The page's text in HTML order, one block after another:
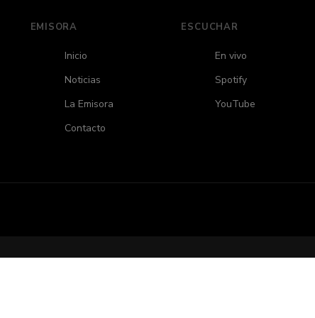
EMISORA
Inicio
Noticias
La Emisora
Contacto
ESCUCHAR
En vivo
Spotify
YouTube